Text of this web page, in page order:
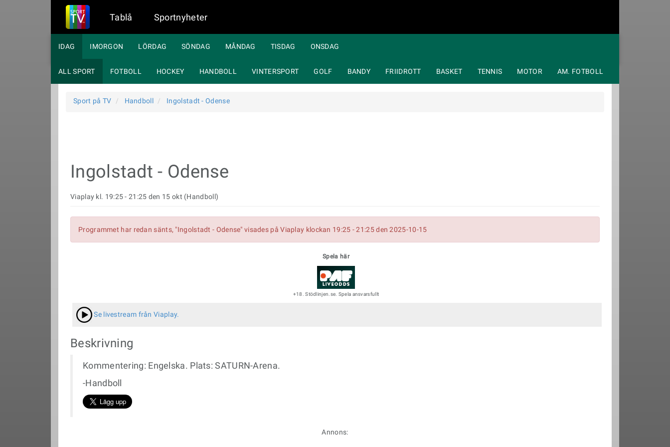
Tablå Sportnyheter
IDAG IMORGON LÖRDAG SÖNDAG MÅNDAG TISDAG ONSDAG
ALL SPORT FOTBOLL HOCKEY HANDBOLL VINTERSPORT GOLF BANDY FRIIDROTT BASKET TENNIS MOTOR AM. FOTBOLL
Sport på TV Handboll Ingolstadt - Odense
Ingolstadt - Odense
Viaplay kl. 19:25 - 21:25 den 15 okt (Handboll)
Programmet har redan sänts, "Ingolstadt - Odense" visades på Viaplay klockan 19:25 - 21:25 den 2025-10-15
Spela här
+18. Stödlinjen.se. Spela ansvarsfullt
Se livestream från Viaplay.
Beskrivning
Kommentering: Engelska. Plats: SATURN-Arena.
-Handboll
Annons: